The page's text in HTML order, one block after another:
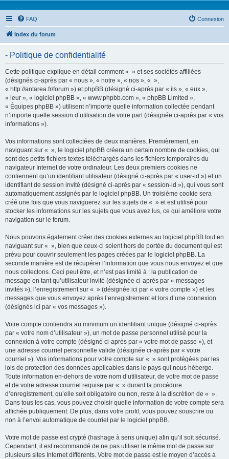
FAQ Connexion
Index du forum
- Politique de confidentialité
Cette politique explique en détail comment « » et ses sociétés affiliées
(désignés ci-après par « nous », « notre », « nos », « »,
« http://antarea.fr/forum ») et phpBB (désigné ci-après par « ils », « eux »,
« leur », « logiciel phpBB », « www.phpbb.com », « phpBB Limited »,
« Équipes phpBB ») utilisent n’importe quelle information collectée pendant
n’importe quelle session d’utilisation de votre part (désignée ci-après par « vos
informations »).
Vos informations sont collectées de deux manières. Premièrement, en
naviguant sur « », le logiciel phpBB créera un certain nombre de cookies, qui
sont des petits fichiers textes téléchargés dans les fichiers temporaires du
navigateur Internet de votre ordinateur. Les deux premiers cookies ne
contiennent qu’un identifiant utilisateur (désigné ci-après par « user-id ») et un
identifiant de session invité (désigné ci-après par « session-id »), qui vous sont
automatiquement assignés par le logiciel phpBB. Un troisième cookie sera
créé une fois que vous naviguerez sur les sujets de « » et est utilisé pour
stocker les informations sur les sujets que vous avez lus, ce qui améliore votre
navigation sur le forum.
Nous pouvons également créer des cookies externes au logiciel phpBB tout en
naviguant sur « », bien que ceux-ci soient hors de portée du document qui est
prévu pour couvrir seulement les pages créées par le logiciel phpBB. La
seconde manière est de récupérer l’information que vous nous envoyez et que
nous collectons. Ceci peut être, et n’est pas limité à : la publication de
message en tant qu’utilisateur invité (désignée ci-après par « messages
invités »), l’enregistrement sur « » (désignée ici par « votre compte ») et les
messages que vous envoyez après l’enregistrement et lors d’une connexion
(désignés ici par « vos messages »).
Votre compte contiendra au minimum un identifiant unique (désigné ci-après
par « votre nom d’utilisateur »), un mot de passe personnel utilisé pour la
connexion à votre compte (désigné ci-après par « votre mot de passe »), et
une adresse courriel personnelle valide (désignée ci-après par « votre
courriel »). Vos informations pour votre compte sur « » sont protégées par les
lois de protection des données applicables dans le pays qui nous héberge.
Toute information en-dehors de votre nom d’utilisateur, de votre mot de passe
et de votre adresse courriel requise par « » durant la procédure
d’enregistrement, qu’elle soit obligatoire ou non, reste à la discrétion de « ».
Dans tous les cas, vous pouvez choisir quelle information de votre compte sera
affichée publiquement. De plus, dans votre profil, vous pouvez souscrire ou
non à l’envoi automatique de courriel par le logiciel phpBB.
Votre mot de passe est crypté (hashage à sens unique) afin qu’il soit sécurisé.
Cependant, il est recommandé de ne pas utiliser le même mot de passe sur
plusieurs sites Internet différents. Votre mot de passe est le moyen d’accès à